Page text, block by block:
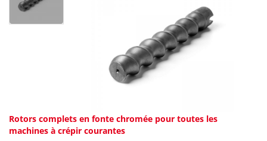
Rotors complets en fonte chromée pour toutes les
machines à crépir courantes